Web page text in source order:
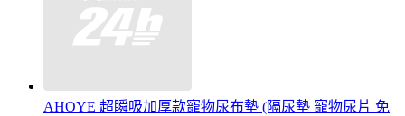
AHOYE 超瞬吸加厚款寵物尿布墊 (隔尿墊 寵物尿片 免